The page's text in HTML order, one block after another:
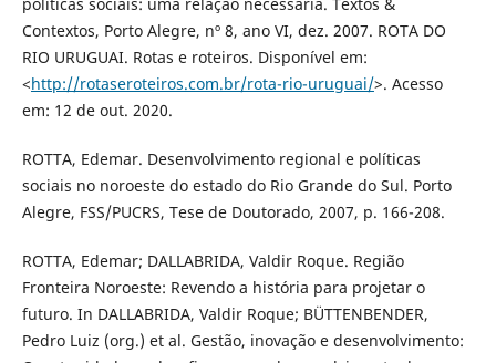
políticas sociais: uma relação necessária. Textos &
Contextos, Porto Alegre, nº 8, ano VI, dez. 2007. ROTA DO
RIO URUGUAI. Rotas e roteiros. Disponível em:
<http://rotaseroteiros.com.br/rota-rio-uruguai/>. Acesso
em: 12 de out. 2020.
ROTTA, Edemar. Desenvolvimento regional e políticas
sociais no noroeste do estado do Rio Grande do Sul. Porto
Alegre, FSS/PUCRS, Tese de Doutorado, 2007, p. 166-208.
ROTTA, Edemar; DALLABRIDA, Valdir Roque. Região
Fronteira Noroeste: Revendo a história para projetar o
futuro. In DALLABRIDA, Valdir Roque; BÜTTENBENDER,
Pedro Luiz (org.) et al. Gestão, inovação e desenvolvimento: